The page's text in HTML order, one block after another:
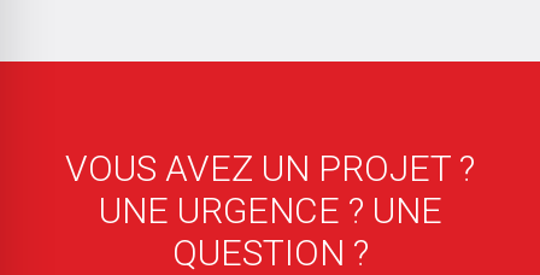
VOUS AVEZ UN PROJET ?
UNE URGENCE ? UNE
QUESTION ?